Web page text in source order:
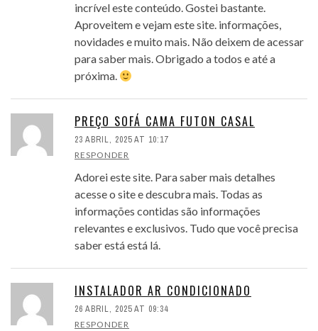
incrível este conteúdo. Gostei bastante.
Aproveitem e vejam este site. informações,
novidades e muito mais. Não deixem de acessar
para saber mais. Obrigado a todos e até a
próxima.
PREÇO SOFÁ CAMA FUTON CASAL
23 ABRIL, 2025 AT 10:17
RESPONDER
Adorei este site. Para saber mais detalhes
acesse o site e descubra mais. Todas as
informações contidas são informações
relevantes e exclusivos. Tudo que você precisa
saber está está lá.
INSTALADOR AR CONDICIONADO
26 ABRIL, 2025 AT 09:34
RESPONDER